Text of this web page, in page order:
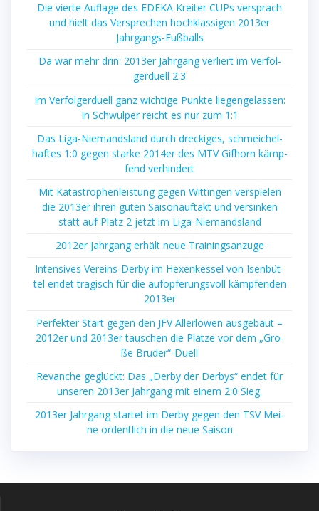
Die vier­te Auf­la­ge des EDEKA Krei­ter CUPs ver­sprach
und hielt das Ver­spre­chen hoch­klas­si­gen 2013er
Jahrgangs-Fußballs
Da war mehr drin: 2013er Jahr­gang ver­liert im Ver­fol­
ger­du­ell 2:3
Im Ver­fol­ger­du­ell ganz wich­ti­ge Punk­te lie­gen­ge­las­sen:
In Schwül­per reicht es nur zum 1:1
Das Liga-Nie­mands­land durch dre­cki­ges, schmei­chel­
haf­tes 1:0 gegen star­ke 2014er des MTV Gif­horn kämp­
fend verhindert
Mit Kata­stro­phen­leis­tung gegen Wit­tin­gen ver­spie­len
die 2013er ihren guten Sai­son­auf­takt und ver­sin­ken
statt auf Platz 2 jetzt im Liga-Niemandsland
2012er Jahr­gang erhält neue Trainingsanzüge
Inten­si­ves Ver­eins-Der­by im Hexen­kes­sel von Isen­büt­
tel endet tra­gisch für die auf­op­fe­rungs­voll kämp­fen­den
2013er
Per­fek­ter Start gegen den JFV Aller­lö­wen aus­ge­baut –
2012er und 2013er tau­schen die Plät­ze vor dem „Gro­
ße Bruder“-Duell
Revan­che geglückt: Das „Der­by der Der­bys“ endet für
unse­ren 2013er Jahr­gang mit einem 2:0 Sieg.
2013er Jahr­gang star­tet im Der­by gegen den TSV Mei­
ne ordent­lich in die neue Saison